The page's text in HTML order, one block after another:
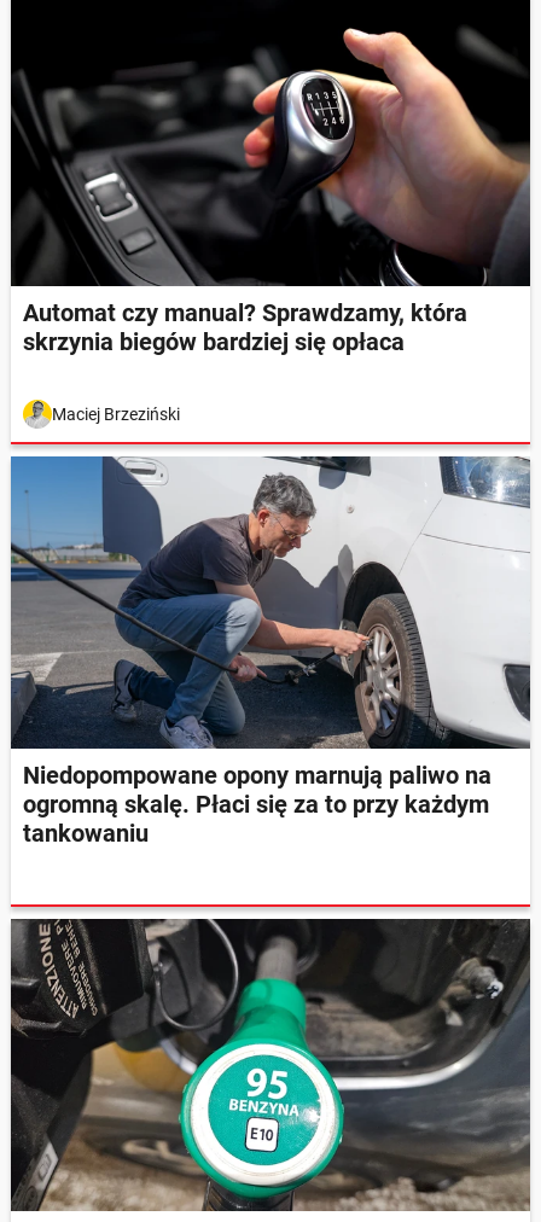
Automat czy manual? Sprawdzamy, która
skrzynia biegów bardziej się opłaca
Maciej Brzeziński
Niedopompowane opony marnują paliwo na
ogromną skalę. Płaci się za to przy każdym
tankowaniu